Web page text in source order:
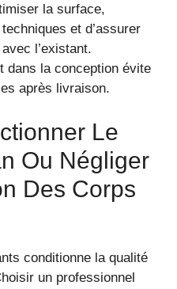
la surface,
et d’assurer
l’existant.
dans la conception évite
après livraison.
Le
Ou Négliger
Des Corps
conditionne la qualité
un professionnel